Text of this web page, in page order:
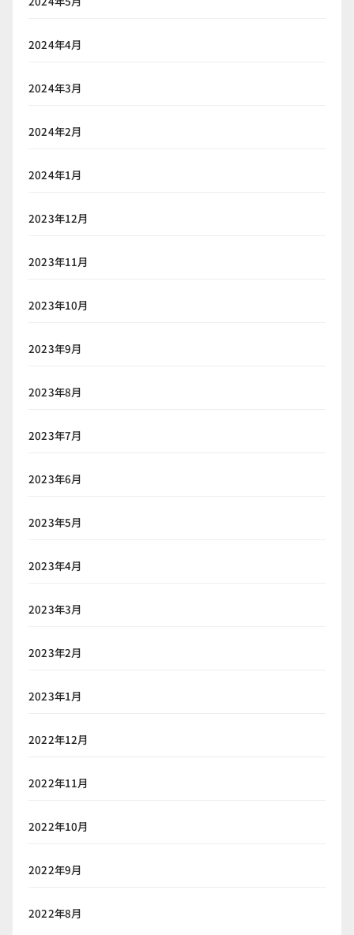
2024年4月
2024年3月
2024年2月
2024年1月
2023年12月
2023年11月
2023年10月
2023年9月
2023年8月
2023年7月
2023年6月
2023年5月
2023年4月
2023年3月
2023年2月
2023年1月
2022年12月
2022年11月
2022年10月
2022年9月
2022年8月